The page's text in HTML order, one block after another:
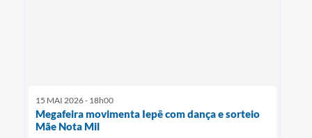
15 MAI 2026 - 18h00
Megafeira movimenta Iepê com dança e sorteio
Mãe Nota Mil